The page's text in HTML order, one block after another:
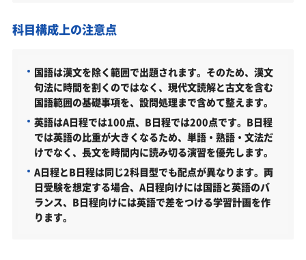
一般選抜Ｂ日程（2026年度）
共通テスト利用選抜A（2026年度）
共通テスト利用選抜B（2026年度）
共通テスト利用選抜C（2026年度）
就実大学経営学部はどんなところ？
難易度（前年度の入試結果に基づく指標）
科目構成上の注意点
国語は漢文を除く範囲で出題されます。そのため、漢文
句法に時間を割くのではなく、現代文読解と古文を含む
国語範囲の基礎事項を、設問処理まで含めて整えます。
英語はA日程では100点、B日程では200点です。B日程
では英語の比重が大きくなるため、単語・熟語・文法だ
けでなく、長文を時間内に読み切る演習を優先します。
A日程とB日程は同じ2科目型でも配点が異なります。両
日受験を想定する場合、A日程向けには国語と英語のバ
ランス、B日程向けには英語で差をつける学習計画を作
ります。